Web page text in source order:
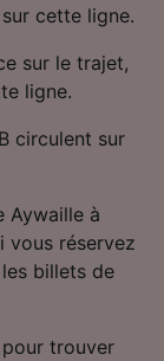
cette ligne.
sur le trajet,
ligne.
circulent sur
Aywaille à
vous réservez
billets de
trouver